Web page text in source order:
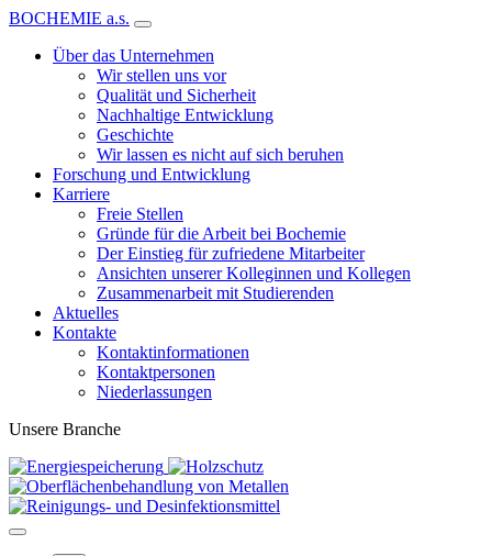
BOCHEMIE a.s.
Über das Unternehmen
Wir stellen uns vor
Qualität und Sicherheit
Nachhaltige Entwicklung
Geschichte
Wir lassen es nicht auf sich beruhen
Forschung und Entwicklung
Karriere
Freie Stellen
Gründe für die Arbeit bei Bochemie
Der Einstieg für zufriedene Mitarbeiter
Ansichten unserer Kolleginnen und Kollegen
Zusammenarbeit mit Studierenden
Aktuelles
Kontakte
Kontaktinformationen
Kontaktpersonen
Niederlassungen
Unsere Branche